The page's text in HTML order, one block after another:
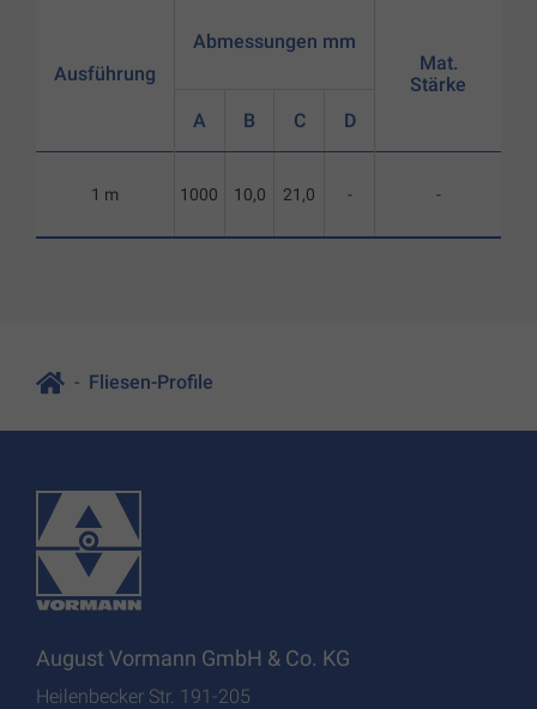
Ausführung
1 m
Abmessungen mm
A B C D
1000 10,0 21,0 -
Mat.
Stärke
-
Fliesen-Profile
August Vormann GmbH & Co. KG
Heilenbecker Str. 191-205